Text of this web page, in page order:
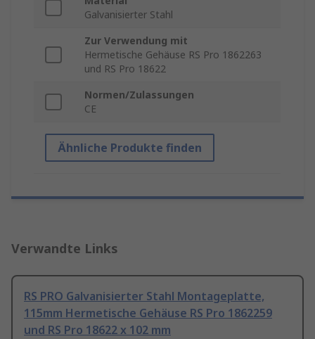
Galvanisierter Stahl
Zur Verwendung mit
Hermetische Gehäuse RS Pro 1862263
und RS Pro 18622
Normen/Zulassungen
CE
Ähnliche Produkte finden
Verwandte Links
RS PRO Galvanisierter Stahl Montageplatte,
115mm Hermetische Gehäuse RS Pro 1862259
und RS Pro 18622 x 102 mm